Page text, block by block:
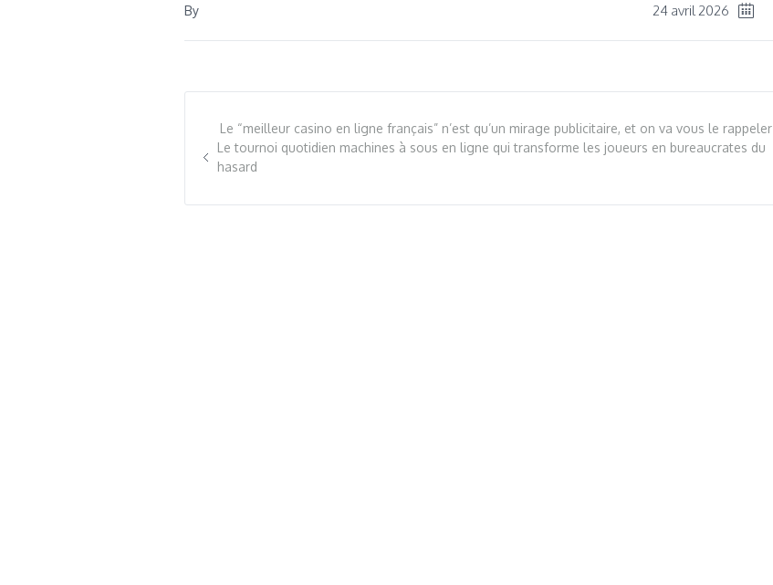
24 avril 2026
By
Le “meilleur casino en ligne français” n’est qu’un mirage publicitaire, et on va vous le rappeler
Le tournoi quotidien machines à sous en ligne qui transforme les joueurs en bureaucrates du
hasard